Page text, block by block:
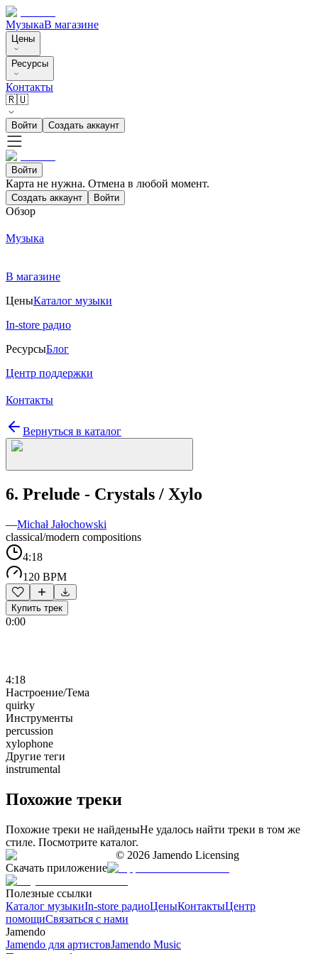
МузыкаВ магазине
Цены
Ресурсы
Контакты
🇷🇺
Войти Создать аккаунт
Войти
Карта не нужна. Отмена в любой момент.
Создать аккаунт Войти
Обзор
Музыка
В магазине
ЦеныКаталог музыки
In-store радио
РесурсыБлог
Центр поддержки
Контакты
Вернуться в каталог
6. Prelude - Crystals / Xylo
—Michał Jałochowski
classical/modern compositions
4:18
120 BPM
Купить трек
0:00
4:18
Настроение/Тема
quirky
Инструменты
percussion
xylophone
Другие теги
instrumental
Похожие треки
Похожие треки не найденыНе удалось найти треки в том же
стиле. Посмотрите каталог.
© 2026 Jamendo Licensing
Скачать приложение
Полезные ссылки
Каталог музыкиIn-store радиоЦеныКонтактыЦентр
помощиСвязаться с нами
Jamendo
Jamendo для артистовJamendo Music